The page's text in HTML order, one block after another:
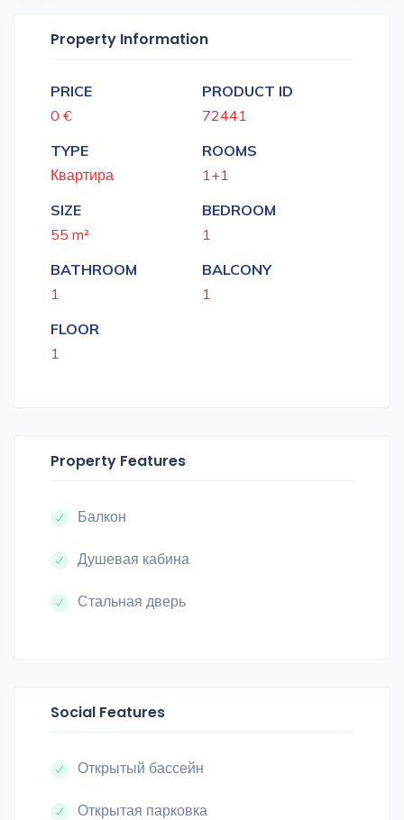
Property Information
PRICE
0 €
PRODUCT ID
72441
TYPE
Квартира
ROOMS
1+1
SIZE
55 m²
BEDROOM
1
BATHROOM
1
BALCONY
1
FLOOR
1
Property Features
Балкон
Душевая кабина
Стальная дверь
Social Features
Открытый бассейн
Открытая парковка